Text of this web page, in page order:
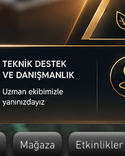
Mağaza Etkinlikler